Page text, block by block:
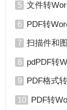
5 文件转Word形
6 PDF转Word
7 扫描件和图
8 pdPDF转
9 PDF格式转
10 PDF转Word